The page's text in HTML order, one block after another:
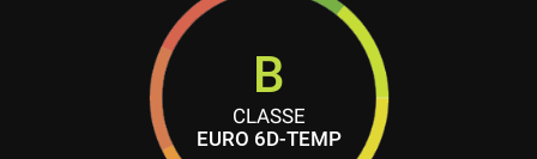
B
CLASSE
EURO 6D-TEMP